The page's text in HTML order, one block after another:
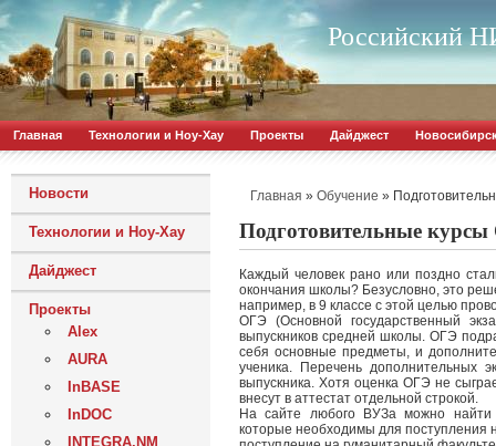
Российский
Главная Технологии и Ноу-Хау Проекты Дайджест
Новости
Технологии и Ноу-Хау
Дайджест
Проекты
Alex
AURA
InBASE
InDOC
INTEGRA.NM
Главная » Обучение »
Подготовительные
Каждый человек рано или поздно
окончания школы? Безусловно, это
например, в 9 классе с этой целью
ОГЭ (Основной государственный
выпускников средней школы. ОГЭ
себя основные предметы, и
ученика. Перечень дополнительных
выпускника. Хотя оценка ОГЭ не
внесут в аттестат отдельной строкой.
На сайте любого ВУЗа можно
которые необходимы для поступления